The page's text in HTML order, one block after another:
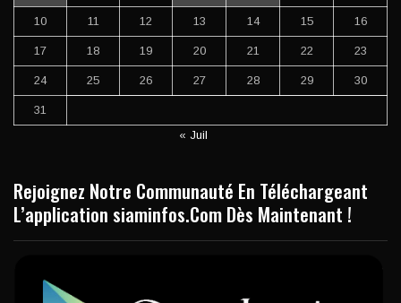
10 11 12 13 14 15 16
17 18 19 20 21 22 23
24 25 26 27 28 29 30
31
« Juil
Rejoignez Notre Communauté En Téléchargeant
L’application siaminfos.Com Dès Maintenant !